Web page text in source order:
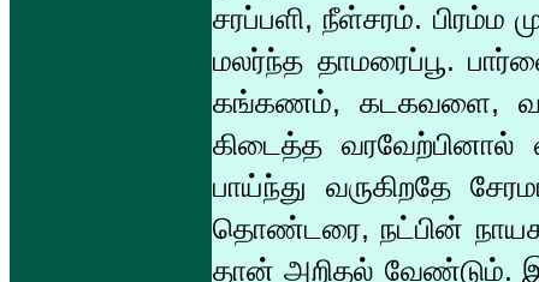
சரப்பளி, நீள்சரம். பிரம்ம
மலர்ந்த தாமரைப்பூ.
கங்கணம், கடகவளை,
கிடைத்த
பாய்ந்து வருகிறதே
தொண்டரை, நட்பின்
தான் அறிதல் வேண்டும்.